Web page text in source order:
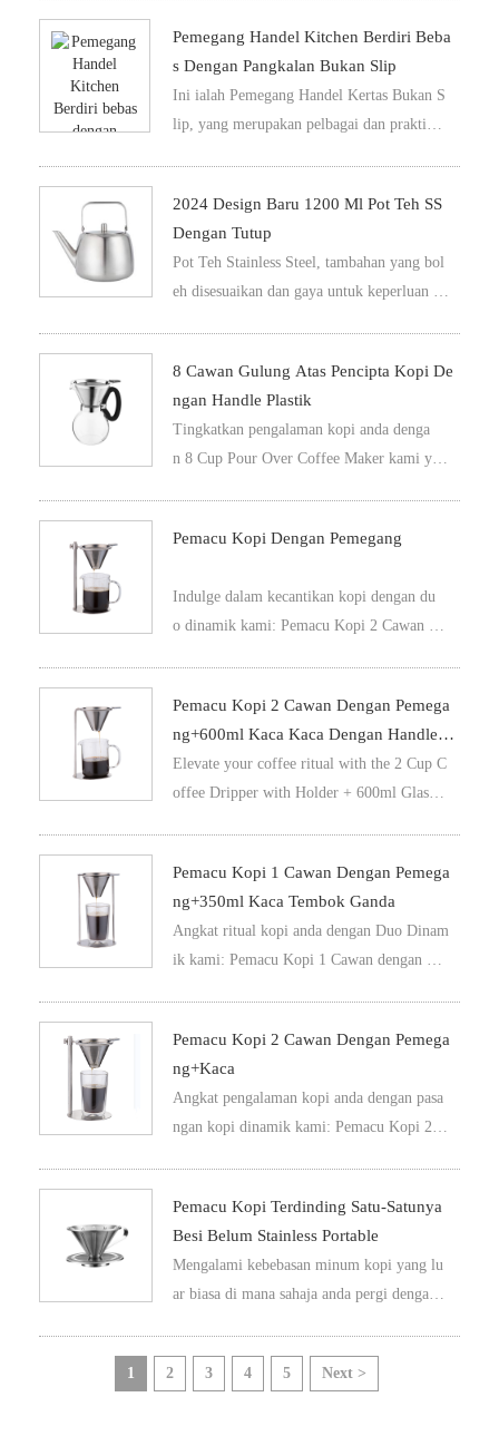
tu sumber. Bentuk dan fungsi bergabung da
lam pemegang mug kopi buatan besi karbo
n ini untuk membuat ia baik selesa dan sele
sa apabila ditempatkan di atas.
Pemegang Handel Kitchen Berdiri Beba
S Dengan Pangkalan Bukan Slip
Ini ialah Pemegang Handel Kertas Bukan S
lip, yang merupakan pelbagai dan praktik s
rluan pengguna dalam fikiran, ia memboleh
kan pembebasan berkesan handuk kertas de
ngan memastikan bersih semasa menggunak
annya.
2024 Design Baru 1200 Ml Pot Teh SS
Dengan Tutup
Pot Teh Stainless Steel, tambahan yang bol
eh disesuaikan dan gaya untuk keperluan da
ehatan dan praktikal dalam satu pakej yan
g menakjubkan. Sebenarnya, ia bukan hany
a pembuat bir teh tetapi juga pembuat kop
i dan teh yang membuat pembuat bir an
8 Cawan Gulung Atas Pencipta Kopi De
Ngan Handle Plastik
Tingkatkan pengalaman kopi anda denga
n 8 Cup Pour Over Coffee Maker kami yan
Pemacu Kopi Dengan Pemegang
Indulge dalam kecantikan kopi dengan du
o dinamik kami: Pemacu Kopi 2 Cawan de
a menentukan semula seni pemanggaran ko
pi perlahan, sama ada kamu di rumah ata
u dalam perjalanan.
Pemacu Kopi 2 Cawan Dengan Pemega
Ng+600ml Kaca Kaca Dengan Handle K
Aca
Elevate your coffee ritual with the 2 Cup C
offee Dripper with Holder + 600ml Glas
Pemacu Kopi 1 Cawan Dengan Pemega
Ng+350ml Kaca Tembok Ganda
Angkat ritual kopi anda dengan Duo Dinam
ik kami: Pemacu Kopi 1 Cawan dengan Pe
laman kopi meluap-meluap yang sama men
akjubkan secara visual seperti ia sedap.
Pemacu Kopi 2 Cawan Dengan Pemega
Ng+Kaca
Angkat pengalaman kopi anda dengan pasa
ngan kopi dinamik kami: Pemacu Kopi 2 C
num kopi dan minum kopi yang terbaik.
Pemacu Kopi Terdinding Satu-Satunya
Besi Belum Stainless Portable
Mengalami kebebasan minum kopi yang lu
ar biasa di mana sahaja anda pergi denga
u Dinding Portable kami. Penyedut kopi be
rbagai-bagai dan portable ini, direka untu
1 2 3 4 5 Next >